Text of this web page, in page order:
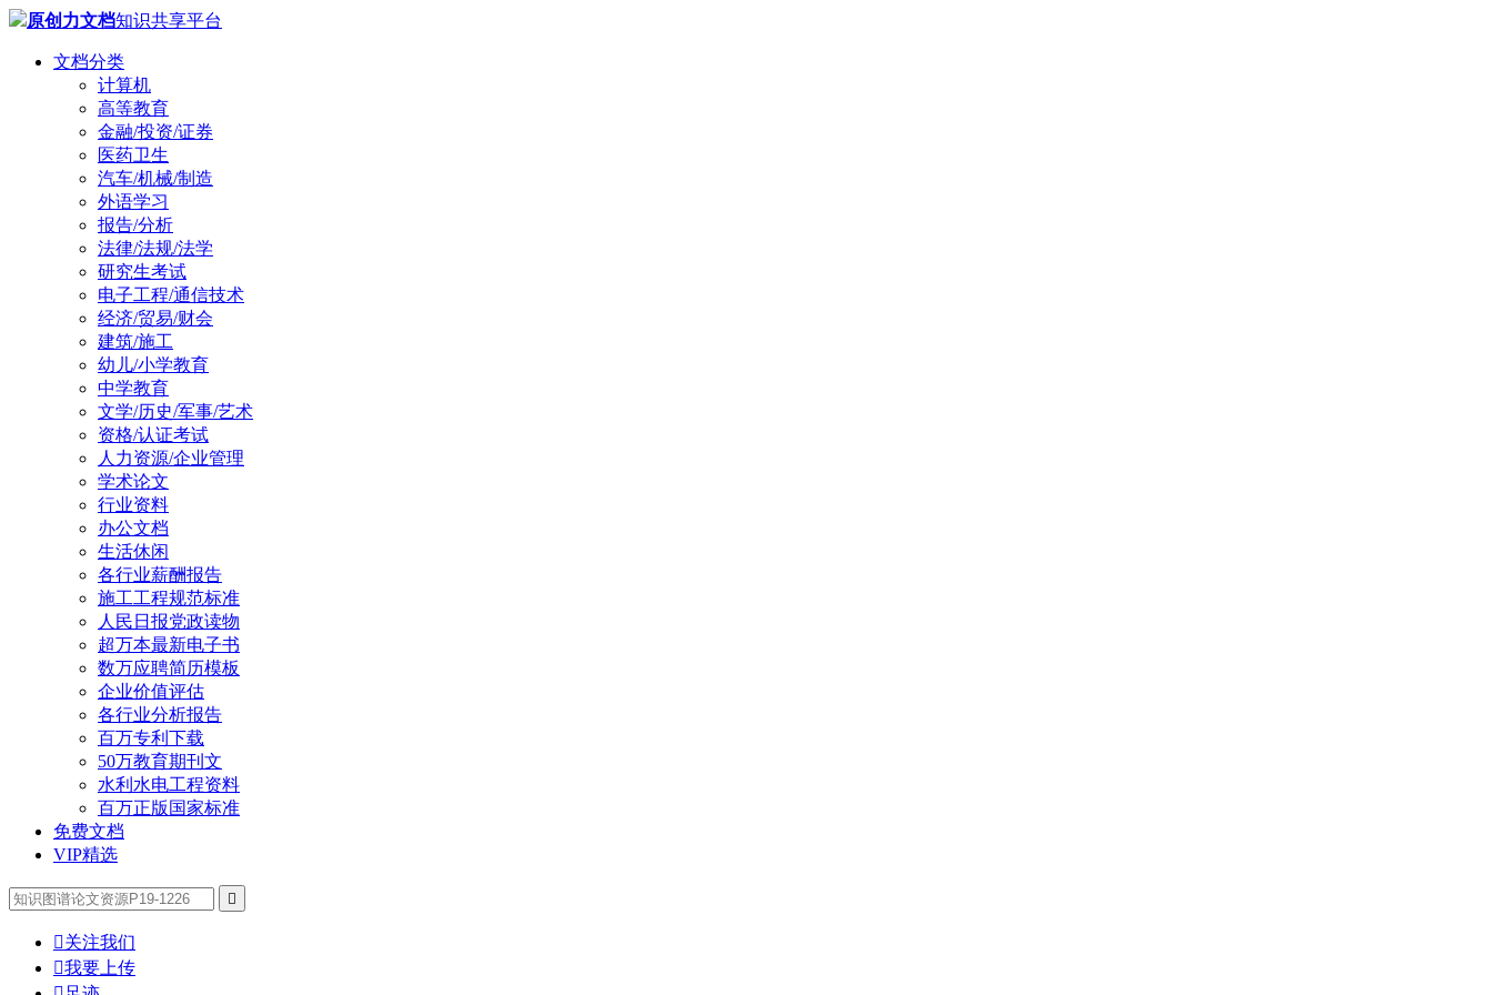
原创力文档知识共享平台
文档分类
计算机
高等教育
金融/投资/证券
医药卫生
汽车/机械/制造
外语学习
报告/分析
法律/法规/法学
研究生考试
电子工程/通信技术
经济/贸易/财会
建筑/施工
幼儿/小学教育
中学教育
文学/历史/军事/艺术
资格/认证考试
人力资源/企业管理
学术论文
行业资料
办公文档
生活休闲
各行业薪酬报告
施工工程规范标准
人民日报党政读物
超万本最新电子书
数万应聘简历模板
企业价值评估
各行业分析报告
百万专利下载
50万教育期刊文
水利水电工程资料
百万正版国家标准
免费文档
VIP精选

关注我们
我要上传